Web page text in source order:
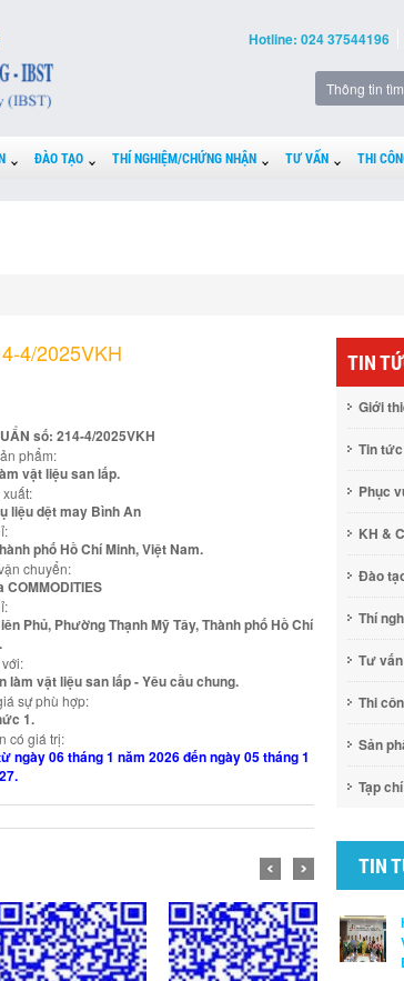
Hotline: 024 37544196
ĐÀO TẠO THÍ NGHIỆM/CHỨNG NHẬN TƯ VẤN THI
4/2025VKH
số: 214-4/2025VKH
phẩm:
vật liệu san lấp.
liệu dệt may Bình An
phố Hồ Chí Minh, Việt Nam.
chuyển:
Phủ, Phường Thạnh Mỹ Tây, Thành phố Hồ Chí
làm vật liệu san lấp - Yêu cầu chung.
sự phù hợp:
1.
có giá trị:
06 tháng 1 năm 2026 đến ngày 05 tháng 1
TIN
Giới
Tin tức
Phục
KH &
Đào
Thí
Tư vấn
Thi
Sản
Tạp chí
TIN